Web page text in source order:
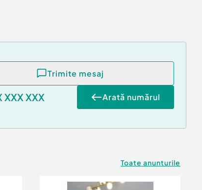
Trimite mesaj
XXX XXX Arată numărul
Toate anunturile